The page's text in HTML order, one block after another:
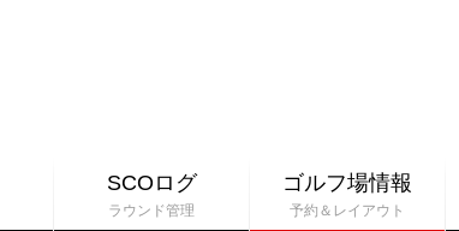
SCOログ
ラウンド管理
ゴルフ場情報
予約＆レイアウト